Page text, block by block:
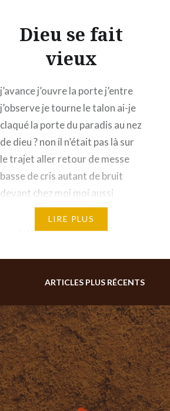
Dieu se fait
vieux
j’avance j’ouvre la porte j’entre
j’observe je tourne le talon ai-je
claqué la porte du paradis au nez
de dieu ? non il n’était pas là sur
le trajet aller retour de messe
basse de cris autant de bruit
devant chez moi moi aussi
j’aurais déménagé Si Dieu est le
LIRE PLUS
ARTICLES PLUS RÉCENTS